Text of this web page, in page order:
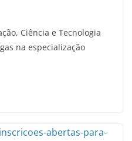
Ciência e Tecnologia
na especialização